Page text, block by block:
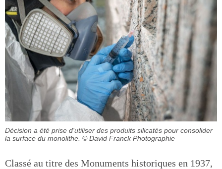
Décision a été prise d'utiliser des produits silicatés pour consolider
la surface du monolithe. © David Franck Photographie
Classé au titre des Monuments historiques en 1937,